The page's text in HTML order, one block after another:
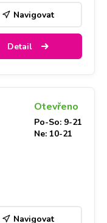
Navigovat
Detail
Otevřeno
Po-So: 9-21
Ne: 10-21
Navigovat